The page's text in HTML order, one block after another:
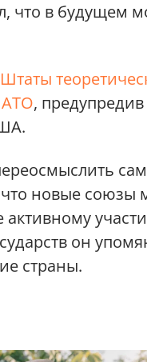
что в будущем
,
что новые
активному
он
страны.